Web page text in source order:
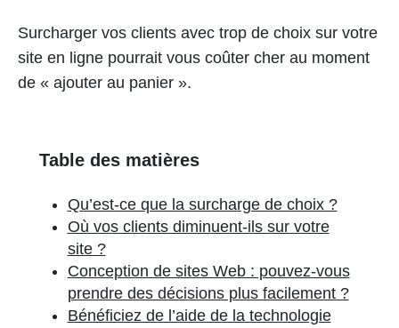
Surcharger vos clients avec trop de choix sur votre
site en ligne pourrait vous coûter cher au moment
de « ajouter au panier ».
Table des matières
Qu’est-ce que la surcharge de choix ?
Où vos clients diminuent-ils sur votre
site ?
Conception de sites Web : pouvez-vous
prendre des décisions plus facilement ?
Bénéficiez de l’aide de la technologie